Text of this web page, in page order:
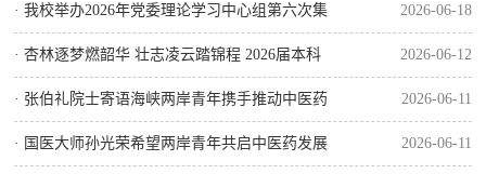
湖中大》尽显中医药特色育人风采
· 我校举办2026年党委理论学习中心组第六次集
体学习
2026-06-18
· 杏林逐梦燃韶华 壮志凌云踏锦程 2026届本科
生毕业典礼圆满举行
2026-06-12
· 张伯礼院士寄语海峡两岸青年携手推动中医药
传承创新发展
2026-06-11
· 国医大师孙光荣希望两岸青年共启中医药发展 2026-06-11